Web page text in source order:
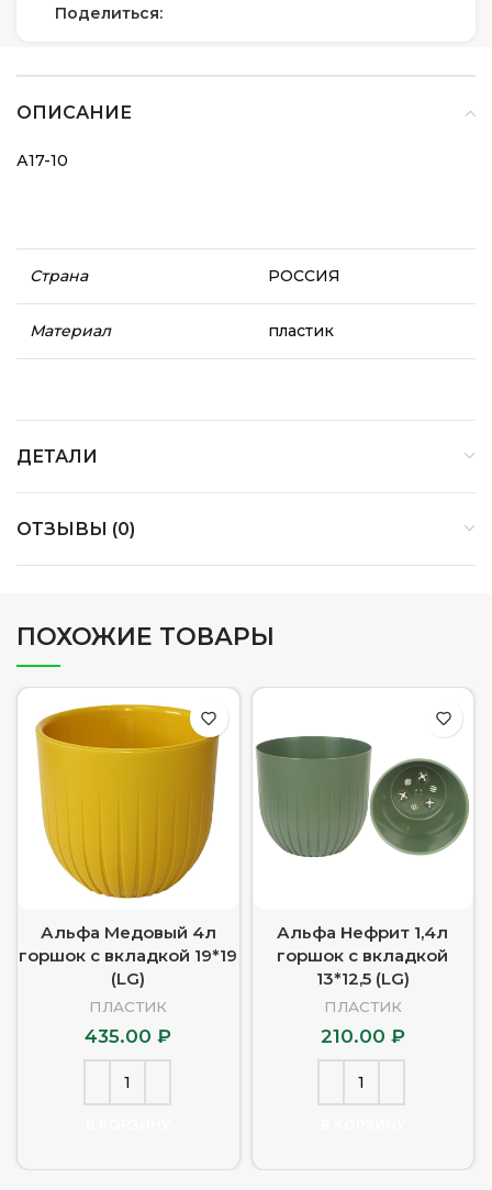
Поделиться:
ОПИСАНИЕ
А17-10
Страна РОССИЯ
Материал пластик
ДЕТАЛИ
ОТЗЫВЫ (0)
ПОХОЖИЕ ТОВАРЫ
Альфа Медовый 4л
горшок с вкладкой 19*19
(LG)
ПЛАСТИК
435.00₽
Альфа Нефрит 1,4л
горшок с вкладкой
13*12,5 (LG)
ПЛАСТИК
210.00 ₽